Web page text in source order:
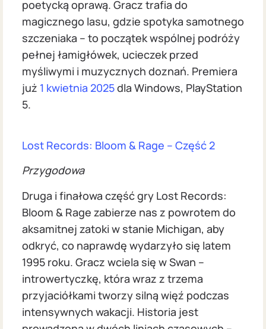
poetycką oprawą. Gracz trafia do
magicznego lasu, gdzie spotyka samotnego
szczeniaka – to początek wspólnej podróży
pełnej łamigłówek, ucieczek przed
myśliwymi i muzycznych doznań. Premiera
już 1 kwietnia 2025dla Windows, PlayStation
5.
Lost Records: Bloom & Rage – Część 2
Przygodowa
Druga i finałowa część gry Lost Records:
Bloom & Rage zabierze nas z powrotem do
aksamitnej zatoki w stanie Michigan, aby
odkryć, co naprawdę wydarzyło się latem
1995 roku. Gracz wciela się w Swan –
introwertyczkę, która wraz z trzema
przyjaciółkami tworzy silną więź podczas
intensywnych wakacji. Historia jest